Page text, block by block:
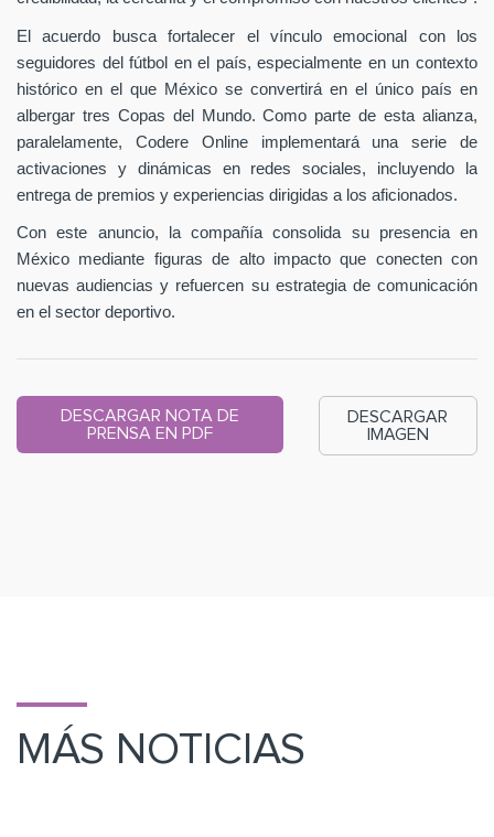
El acuerdo busca fortalecer el vínculo emocional con los
seguidores del fútbol en el país, especialmente en un contexto
histórico en el que México se convertirá en el único país en
albergar tres Copas del Mundo. Como parte de esta alianza,
paralelamente, Codere Online implementará una serie de
activaciones y dinámicas en redes sociales, incluyendo la
entrega de premios y experiencias dirigidas a los aficionados.
Con este anuncio, la compañía consolida su presencia en
México mediante figuras de alto impacto que conecten con
nuevas audiencias y refuercen su estrategia de comunicación
en el sector deportivo.
DESCARGAR NOTA DE
PRENSA EN PDF
DESCARGAR
IMAGEN
MÁS NOTICIAS